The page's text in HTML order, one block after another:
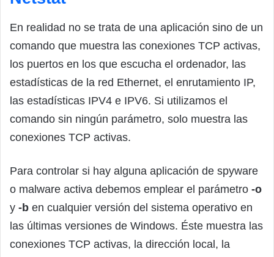
En realidad no se trata de una aplicación sino de un
comando que muestra las conexiones TCP activas,
los puertos en los que escucha el ordenador, las
estadísticas de la red Ethernet, el enrutamiento IP,
las estadísticas IPV4 e IPV6. Si utilizamos el
comando sin ningún parámetro, solo muestra las
conexiones TCP activas.
Para controlar si hay alguna aplicación de spyware
o malware activa debemos emplear el parámetro -o
y -b en cualquier versión del sistema operativo en
las últimas versiones de Windows. Éste muestra las
conexiones TCP activas, la dirección local, la